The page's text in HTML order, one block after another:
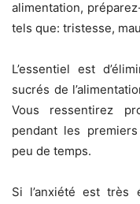
alimentation,
tels que: tristesse,
L’essentiel est
sucrés de
Vous ressentirez
pendant les
peu de temps.
Si l’anxiété est très